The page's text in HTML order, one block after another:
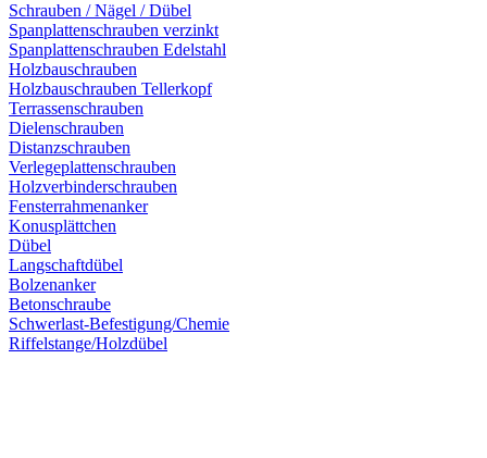
Schrauben / Nägel / Dübel
Spanplattenschrauben verzinkt
Spanplattenschrauben Edelstahl
Holzbauschrauben
Holzbauschrauben Tellerkopf
Terrassenschrauben
Dielenschrauben
Distanzschrauben
Verlegeplattenschrauben
Holzverbinderschrauben
Fensterrahmenanker
Konusplättchen
Dübel
Langschaftdübel
Bolzenanker
Betonschraube
Schwerlast-Befestigung/Chemie
Riffelstange/Holzdübel